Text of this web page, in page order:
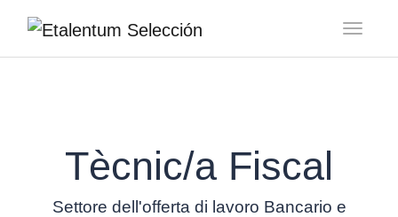
Tècnic/a Fiscal
Settore dell'offerta di lavoro Bancario e